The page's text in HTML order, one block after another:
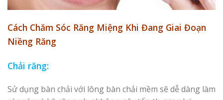
Cách Chăm Sóc Răng Miệng Khi Đang Giai Đoạn
Niềng Răng
Chải răng:
Sử dụng bàn chải với lông bàn chải mềm sẽ dễ dàng làm